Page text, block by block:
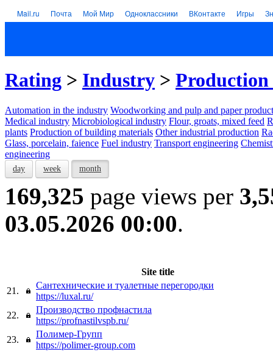
Mail.ru Почта Мой Мир Одноклассники ВКонтакте Игры
Rating > Industry >
Automation in the industry Woodworking and pulp and paper
Medical industry Microbiological industry Flour, groats, mixed feed
plants Production of building materials Other industrial production
Glass, porcelain, faience Fuel industry Transport engineering
engineering
day week month
169,325 page views per
03.05.2026 00:00.
Site title
21.
Сантехнические и туалетные перегородки
https://luxal.ru/
22.
Производство профнастила
https://profnastilvspb.ru/
23.
Полимер-Групп
https://polimer-group.com